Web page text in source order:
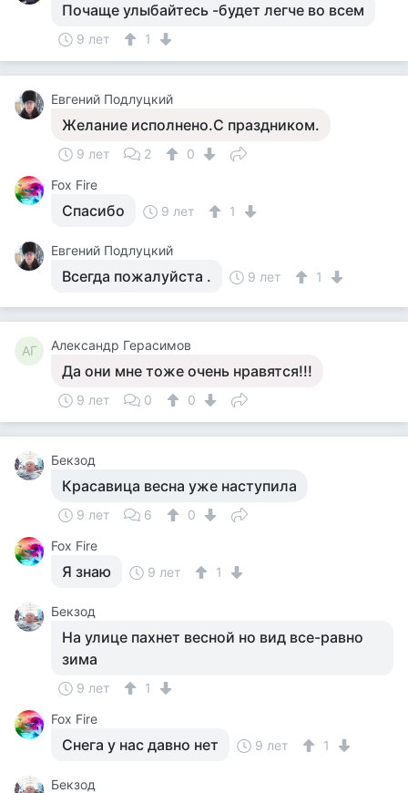
Почаще улыбайтесь -будет легче во всем
9 лет 1
Евгений Подлуцкий
Желание исполнено.С праздником.
9 лет 2
0
Fox Fire
Спасибо 9 лет 1
Евгений Подлуцкий
Всегда пожалуйста . 9 лет 1
АГ Александр Герасимов
Да они мне тоже очень нравятся!!!
9 лет 0 0
Бекзод
Красавица весна уже наступила
9 лет 6
0
Fox Fire
Я знаю 9 лет 1
Бекзод
На улице пахнет весной но вид все-равно
зима
9 лет
1
Fox Fire
Снега у нас давно нет 9 лет 1
Бекзод